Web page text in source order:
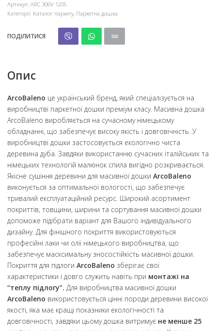
Артикул: ARC 306V 120S
Категорії: Каталог паркету, Паркетна дошка
ПОДІЛИТИСЯ
Опис
ArcoBaleno це український бренд, який спеціалізується на
виробництві паркетної дошки преміум класу. Масивна дошка
ArcoBaleno виробляється на сучасному німецькому
обладнанні, що забезпечує високу якість і довговічність. У
виробництві дошки застосовується екологічно чиста
деревина дуба. Завдяки використанню сучасних італійських та
німецьких технологій малюнок спила вигідно розкривається.
Якісне сушіння деревини для масивної дошки ArcoBaleno
виконується за оптимальної вологості, що забезпечує
тривалий експлуатаційний ресурс. Широкий асортимент
покриттів, товщини, ширини та сортування масивної дошки
допоможе підібрати варіант для Вашого індивідуального
дизайну. Для фінішного покриття використовуються
професійні лаки чи олії німецького виробництва, що
забезпечує масксимальну зносостійкість масивної дошки.
Покриття для підлоги ArcoBaleno зберігає свої
характеристики і довго служить навіть при монтажі на
“теплу підлогу”. Для виробництва масивної дошки
ArcoBaleno використовується цінні породи деревини високої
якості, яка має кращі показники екологічності та
довговічності, завдяки цьому дошка витримує не менше 25